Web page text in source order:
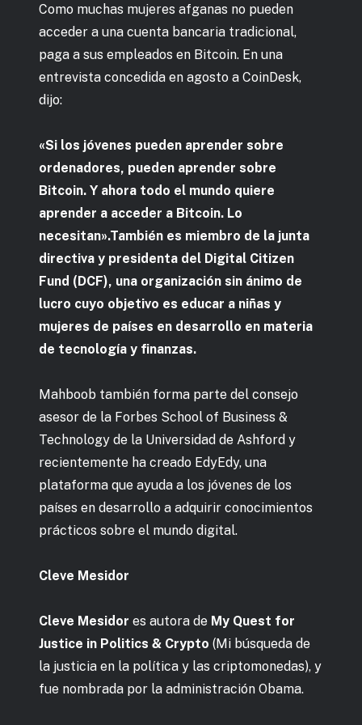
Como muchas mujeres afganas no pueden
acceder a una cuenta bancaria tradicional,
paga a sus empleados en Bitcoin. En una
entrevista concedida en agosto a CoinDesk,
dijo:
«Si los jóvenes pueden aprender sobre
ordenadores, pueden aprender sobre
Bitcoin. Y ahora todo el mundo quiere
aprender a acceder a Bitcoin. Lo
necesitan».También es miembro de la junta
directiva y presidenta del Digital Citizen
Fund (DCF), una organización sin ánimo de
lucro cuyo objetivo es educar a niñas y
mujeres de países en desarrollo en materia
de tecnología y finanzas.
Mahboob también forma parte del consejo
asesor de la Forbes School of Business &
Technology de la Universidad de Ashford y
recientemente ha creado EdyEdy, una
plataforma que ayuda a los jóvenes de los
países en desarrollo a adquirir conocimientos
prácticos sobre el mundo digital.
Cleve Mesidor
Cleve Mesidor es autora de My Quest for
Justice in Politics & Crypto (Mi búsqueda de
la justicia en la política y las criptomonedas), y
fue nombrada por la administración Obama.